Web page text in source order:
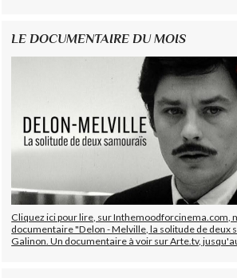
LE DOCUMENTAIRE DU MOIS
Cliquez ici pour lire, sur Inthemoodforcinema.com,
documentaire "Delon - Melville, la solitude de deux
Galinon. Un documentaire à voir sur Arte.tv,